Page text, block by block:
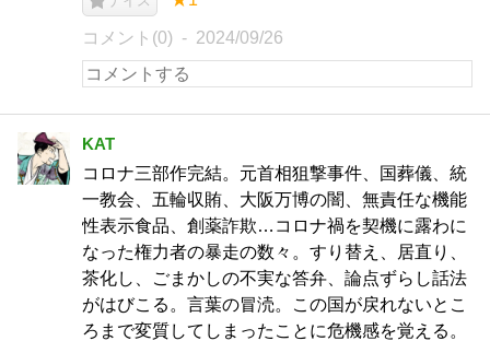
コメント(0) 2024/09/26
KAT
コロナ三部作完結。元首相狙撃事件、国葬儀、統
一教会、五輪収賄、大阪万博の闇、無責任な機能
性表示食品、創薬詐欺…コロナ禍を契機に露わに
なった権力者の暴走の数々。すり替え、居直り、
茶化し、ごまかしの不実な答弁、論点ずらし話法
がはびこる。言葉の冒涜。この国が戻れないとこ
ろまで変質してしまったことに危機感を覚える。